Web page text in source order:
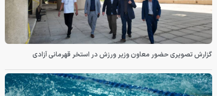
گزارش تصویری حضور معاون وزیر ورزش در استخر قهرمانی آزادی